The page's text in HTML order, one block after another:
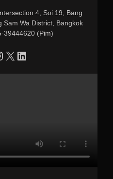
4, Soi 19, Bang
Sam Wa District, Bangkok
39444620 (Pim)
X LinkedIn